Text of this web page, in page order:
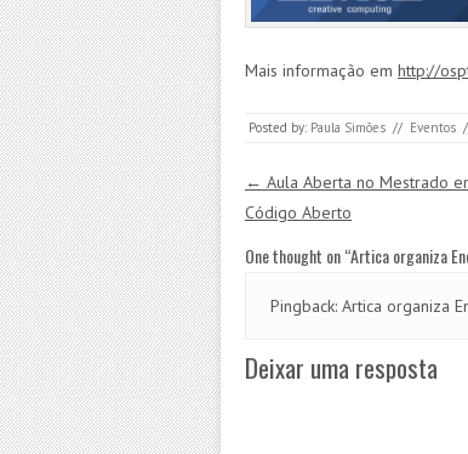
Mais informação em http://
Posted by: Paula Simões // Eventos
Post navigation
← Aula Aberta no Mestrado
Código Aberto
One thought on “Artica organiza
Pingback: Artica organiza
Deixar uma resposta